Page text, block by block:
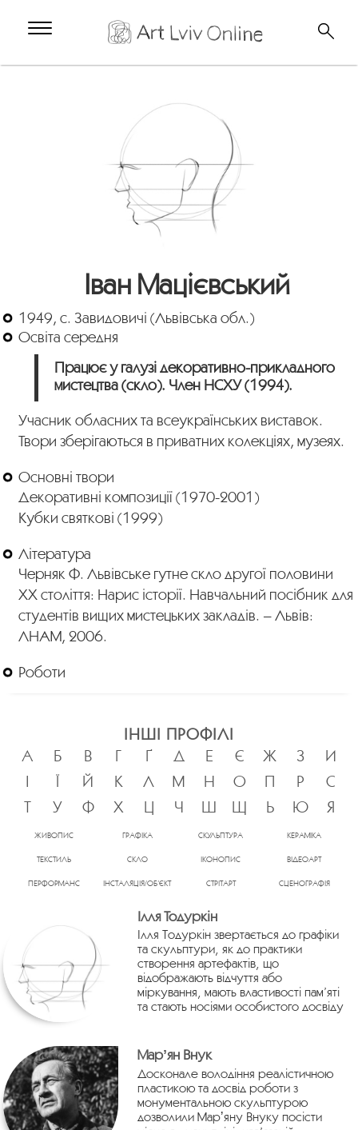
Іван Мацієвський
1949, с. Завидовичі (Львівська обл.)
Освіта середня
Працює у галузі декоративно-прикладного
мистецтва (скло). Член НСХУ (1994).
Учасник обласних та всеукраїнських виставок.
Твори зберігаються в приватних колекціях, музеях.
Основні твори
Декоративні композиції (1970-2001)
Кубки святкові (1999)
Література
Черняк Ф. Львівське гутне скло другої половини
ХХ століття: Нарис історії. Навчальний посібник для
студентів вищих мистецьких закладів. – Львів:
ЛНАМ, 2006.
Роботи
ІНШІ ПРОФІЛІ
А
Б В Г Ґ Д Е Є Ж З
И
І
Ї Й К Л М Н О П Р
С
Т
У Ф Х Ц Ч Ш Щ Ь Ю Я
ЖИВОПИС ГРАФІКА СКУЛЬПТУРА КЕРАМІКА
ТЕКСТИЛЬ СКЛО ІКОНОПИС ВІДЕОАРТ
ПЕРФОРМАНС ІНСТАЛЯЦІЯ/ОБ’ЄКТ СТРІТАРТ СЦЕНОГРАФІЯ
Ілля Тодуркін
Ілля Тодуркін звертається до графіки
та скульптури, як до практики
створення артефактів, що
відображають відчуття або
міркування, мають властивості пам’яті
та стають носіями особистого досвіду
Марʼян Внук
Досконале володіння реалістичною
пластикою та досвід роботи з
монументальною скульптурою
дозволили Марʼяну Внуку посісти